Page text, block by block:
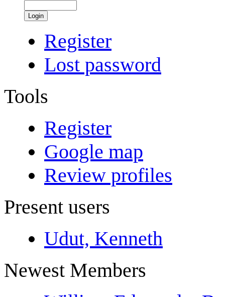
Login
Register
Lost password
Tools
Register
Google map
Review profiles
Present users
Udut, Kenneth
Newest Members